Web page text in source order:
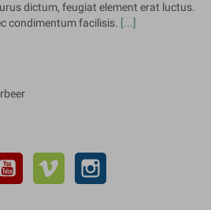
dictum, feugiat element erat luctus.
condimentum facilisis. [...]
YouTube Vimeo